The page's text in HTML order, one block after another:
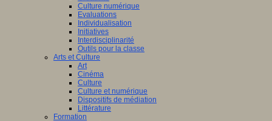
Culture numérique
Evaluations
Individualisation
Initiatives
Interdisciplinarité
Outils pour la classe
Arts et Culture
Art
Cinéma
Culture
Culture et numérique
Dispositifs de médiation
Littérature
Formation